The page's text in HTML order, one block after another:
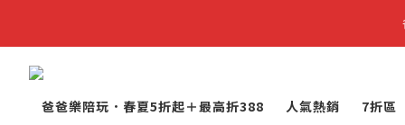
爸爸樂陪玩．春夏5折起＋最高折388 人氣熱銷 7折區